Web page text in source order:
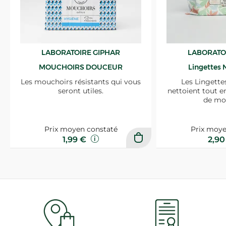
LABORATOIRE GIPHAR
MOUCHOIRS DOUCEUR
Les mouchoirs résistants qui vous
seront utiles.
Prix moyen constaté
1,99 €
Lingettes
Les
nettoient tout
de
Prix